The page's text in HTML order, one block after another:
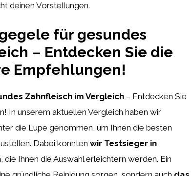
deinen Vorstellungen.
für gesundes
– Entdecken Sie die
Empfehlungen!
Zahnfleisch im Vergleich – Entdecken Sie
In unserem aktuellen Vergleich haben wir
die Lupe genommen, um Ihnen die besten
Dabei konnten wir Testsieger in
, die Ihnen die Auswahl erleichtern werden. Ein